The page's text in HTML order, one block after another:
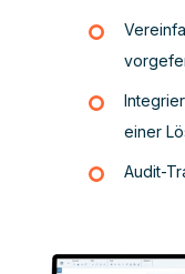
einer
Audit-